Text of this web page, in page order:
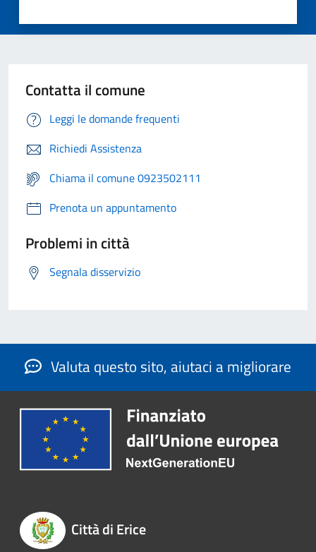
Contatta il comune
Leggi le domande frequenti
Richiedi Assistenza
Chiama il comune 0923502111
Prenota un appuntamento
Problemi in città
Segnala disservizio
Valuta questo sito, aiutaci a migliorare
Città di Erice